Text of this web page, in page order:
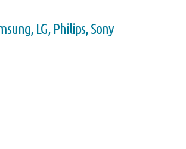
LG, Philips, Sony